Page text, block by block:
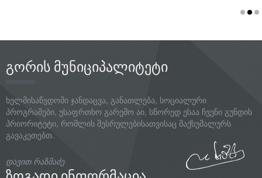
პრიორიტეტი, რომლის შესრულებისათვისაც მაქსუმალურს
გავაკეთებთ.
დავით რაზმაძე
ზოგადი ინფორმაცია
ისტორია
ღირსშესანიშნაობები
სამედიცინო დაწესებულებები